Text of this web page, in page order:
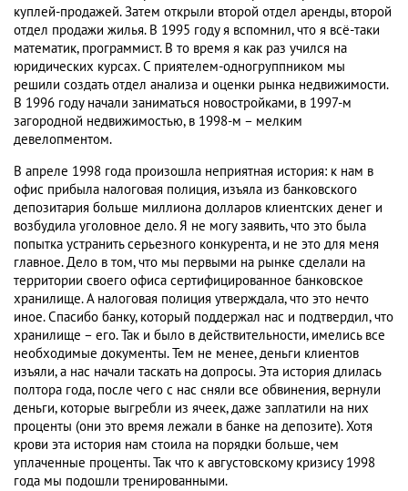
куплей-продажей. Затем открыли второй отдел аренды, второй
отдел продажи жилья. В 1995 году я вспомнил, что я всё-таки
математик, программист. В то время я как раз учился на
юридических курсах. С приятелем-одногруппником мы
решили создать отдел анализа и оценки рынка недвижимости.
В 1996 году начали заниматься новостройками, в 1997-м
загородной недвижимостью, в 1998-м – мелким
девелопментом.
В апреле 1998 года произошла неприятная история: к нам в
офис прибыла налоговая полиция, изъяла из банковского
депозитария больше миллиона долларов клиентских денег и
возбудила уголовное дело. Я не могу заявить, что это была
попытка устранить серьезного конкурента, и не это для меня
главное. Дело в том, что мы первыми на рынке сделали на
территории своего офиса сертифицированное банковское
хранилище. А налоговая полиция утверждала, что это нечто
иное. Спасибо банку, который поддержал нас и подтвердил, что
хранилище – его. Так и было в действительности, имелись все
необходимые документы. Тем не менее, деньги клиентов
изъяли, а нас начали таскать на допросы. Эта история длилась
полтора года, после чего с нас сняли все обвинения, вернули
деньги, которые выгребли из ячеек, даже заплатили на них
проценты (они это время лежали в банке на депозите). Хотя
крови эта история нам стоила на порядки больше, чем
уплаченные проценты. Так что к августовскому кризису 1998
года мы подошли тренированными.